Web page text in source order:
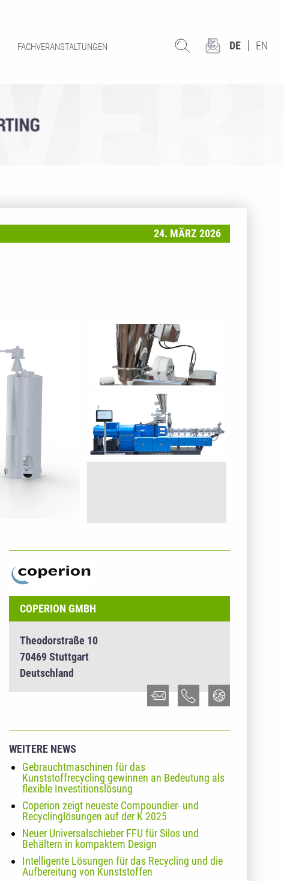
FACHVERANSTALTUNGEN DE EN
24. MÄRZ 2026
COPERION GMBH
Theodorstraße 10
70469 Stuttgart
Deutschland
WEITERE NEWS
Gebrauchtmaschinen für das
Kunststoffrecycling gewinnen an Bedeutung als
flexible Investitionslösung
Coperion zeigt neueste Compoundier- und
Recyclinglösungen auf der K 2025
Neuer Universalschieber FFU für Silos und
Behältern in kompaktem Design
Intelligente Lösungen für das Recycling und die
Aufbereitung von Kunststoffen